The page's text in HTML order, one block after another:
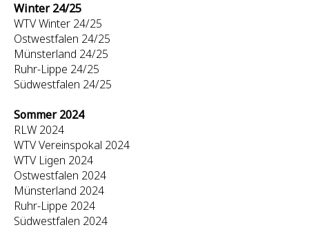
Winter 24/25
WTV Winter 24/25
Ostwestfalen 24/25
Münsterland 24/25
Ruhr-Lippe 24/25
Südwestfalen 24/25
Sommer 2024
RLW 2024
WTV Vereinspokal 2024
WTV Ligen 2024
Ostwestfalen 2024
Münsterland 2024
Ruhr-Lippe 2024
Südwestfalen 2024